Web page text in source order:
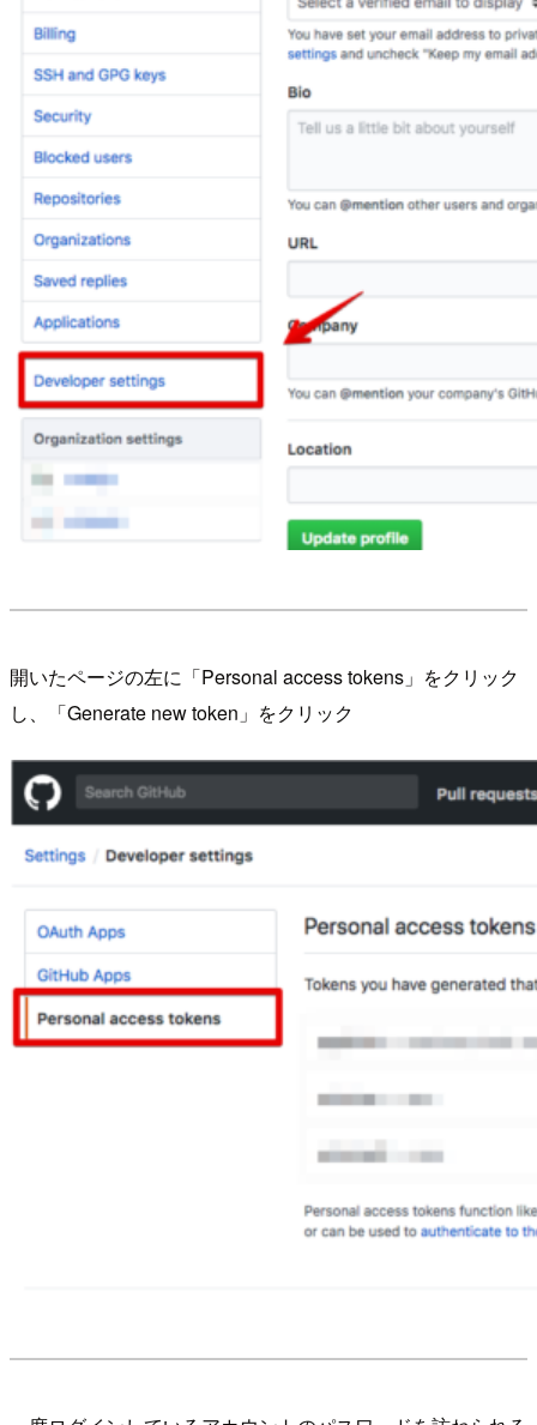
開いたページの左に「Personal access tokens」をクリック
し、「Generate new token」をクリック